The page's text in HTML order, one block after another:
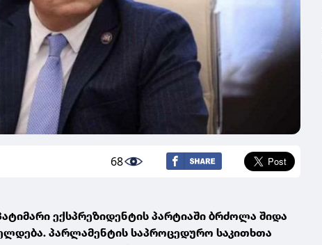
68
ექსპრეზიდენტის პარტიაში ბრძოლა შიდა
პარლამენტის საპროცედურო საკითხთა